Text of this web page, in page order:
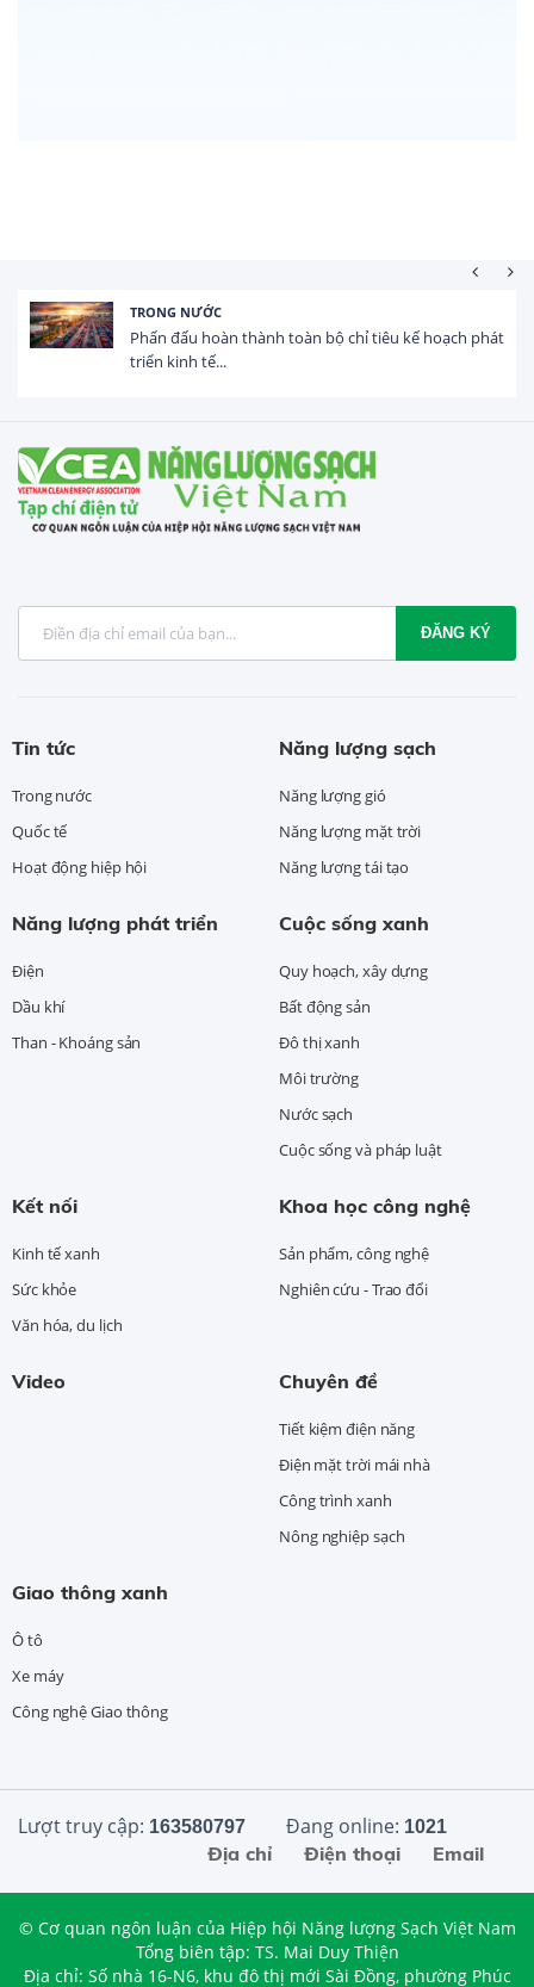
NƯỚC
đấu hoàn thành toàn bộ chỉ tiêu kế hoạch phát
ĐĂNG KÝ
Tin tức
Trong nước
Quốc tế
Hoạt động hiệp hội
Năng lượng sạch
Năng lượng gió
Năng lượng mặt trời
Năng lượng tái tạo
Năng lượng phát triển
Điện
Dầu khí
Than - Khoáng sản
Cuộc sống xanh
Quy hoạch, xây dựng
Bất động sản
Đô thị xanh
Môi trường
Nước sạch
Cuộc sống và pháp luật
Kết nối
Kinh tế xanh
Sức khỏe
Văn hóa, du lịch
Khoa học công nghệ
Sản phẩm, công nghệ
Nghiên cứu - Trao đổi
Video Chuyên đề
Tiết kiệm điện năng
Điện mặt trời mái nhà
Công trình xanh
Nông nghiệp sạch
Giao thông xanh
Ô tô
Xe máy
Công nghệ Giao thông
Lượt truy cập: 163580797 Đang online: 1021
Email
Điện thoại
Địa chỉ
© Cơ quan ngôn luận của Hiệp hội Năng lượng Sạch Việt Nam
Tổng biên tập: TS. Mai Duy Thiện
Địa chỉ: Số nhà 16-N6, khu đô thị mới Sài Đồng, phường Phúc